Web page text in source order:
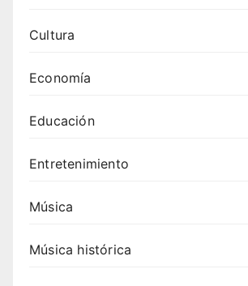
Cultura
Economía
Educación
Entretenimiento
Música
Música histórica